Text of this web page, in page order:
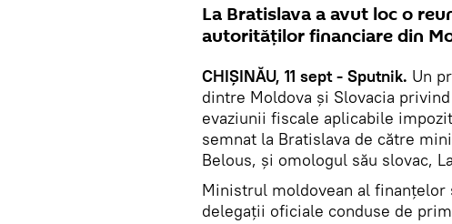
La Bratislava a avut loc o
autorităților financiare din
CHIȘINĂU, 11 sept - Sputnik. Un
dintre Moldova și Slovacia
evaziunii fiscale aplicabile
semnat la Bratislava de către
Belous, și omologul său slovac,
Ministrul moldovean al finanțelor
delegații oficiale conduse de